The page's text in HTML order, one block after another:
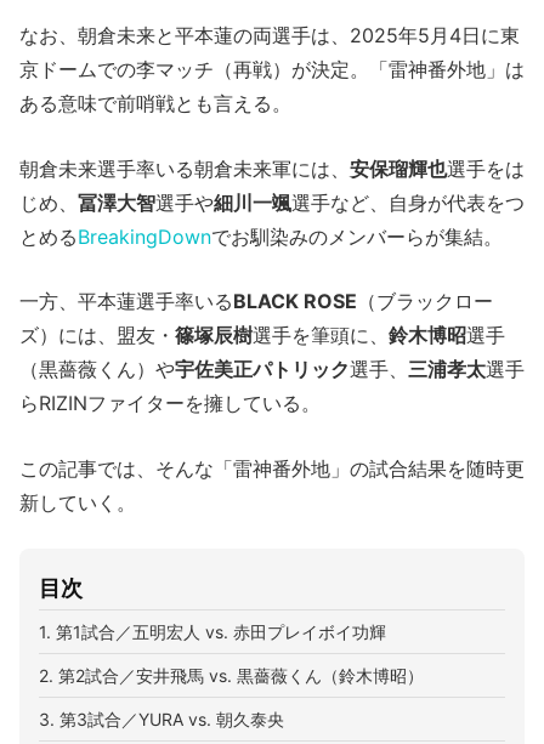
なお、朝倉未来と平本蓮の両選手は、2025年5月4日に東
京ドームでの李マッチ（再戦）が決定。「雷神番外地」は
ある意味で前哨戦とも言える。
朝倉未来選手率いる朝倉未来軍には、 安保瑠輝也選手をは
じめ、 冨澤大智選手や細川一颯選手など、自身が代表をつ
とめるBreakingDownでお馴染みのメンバーらが集結。
一方、平本蓮選手率いるBLACK ROSE （ブラックロー
ズ）には、盟友・ 篠塚辰樹選手を筆頭に、 鈴木博昭選手
（黒薔薇くん）や宇佐美正パトリック選手、 三浦孝太選手
らRIZINファイターを擁している。
この記事では、そんな「雷神番外地」の試合結果を随時更
新していく。
目次
1. 第1試合／五明宏人 vs. 赤田プレイボイ功輝
2. 第2試合／安井飛馬 vs. 黒薔薇くん（鈴木博昭）
3. 第3試合／YURA vs. 朝久泰央